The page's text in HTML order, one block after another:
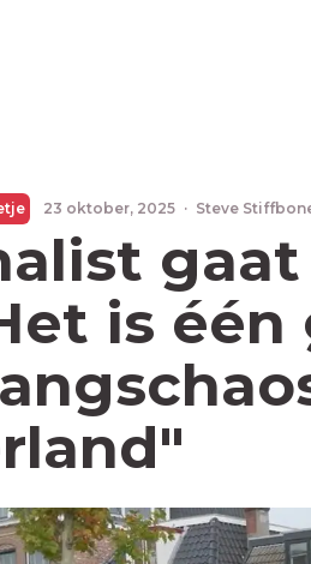
23 oktober, 2025 · Steve
is één